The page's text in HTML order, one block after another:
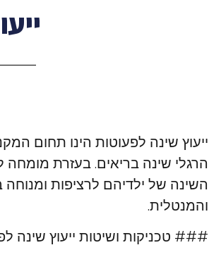
ייעוץ שינה לפעוטות הינו תחום
הרגלי שינה בריאים. בעזרת מומחה
השינה של ילדיהם לרציפות
והמנטלית.
### טכניקות ושיטות ייעוץ שינה